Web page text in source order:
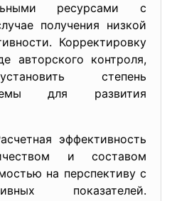
ресурсами с
получения низкой
Корректировку
авторского контроля,
степень
для развития
и составом
на перспективу с
показателей.